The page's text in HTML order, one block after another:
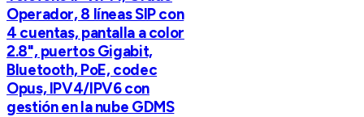
Operador, 8 líneas SIP con
4 cuentas, pantalla a color
2.8", puertos Gigabit,
Bluetooth, PoE, codec
Opus, IPV4/IPV6 con
gestión en la nube GDMS